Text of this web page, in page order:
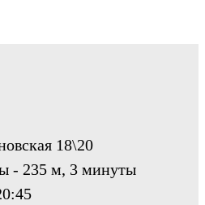
18\20
- 235 м, 3 минуты